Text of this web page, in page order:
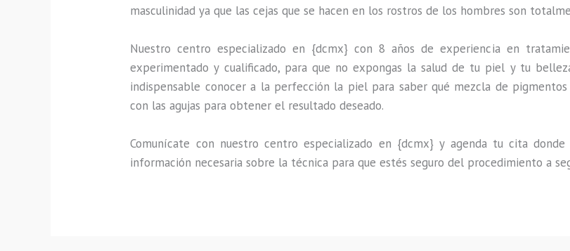
masculinidad ya que las cejas que se hacen en los rostros de los hombres son
Nuestro centro especializado en {dcmx} con 8 años de experiencia en
experimentado y cualificado, para que no expongas la salud de tu piel y tu
indispensable conocer a la perfección la piel para saber qué mezcla de
con las agujas para obtener el resultado deseado.
Comunícate con nuestro centro especializado en {dcmx} y agenda tu cita
información necesaria sobre la técnica para que estés seguro del procedimiento a